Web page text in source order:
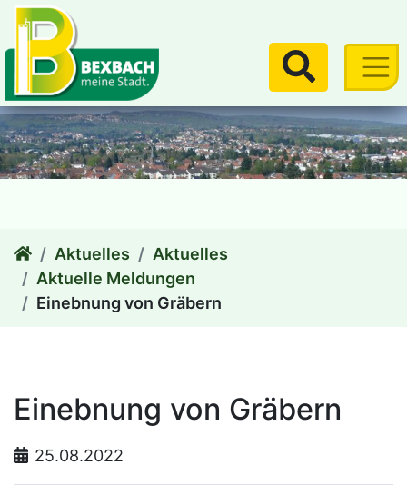
zum Inhalt
Suchen
Aktuelles
Aktuelles
Aktuelle Meldungen
Einebnung von Gräbern
Einebnung von Gräbern
25.08.2022